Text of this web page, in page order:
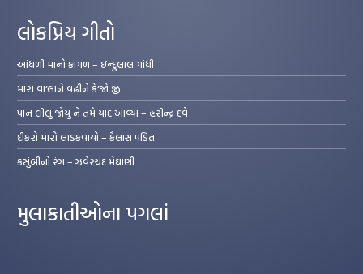
લોકપ્રિય ગીતો
આંધળી માનો કાગળ – ઇન્દુલાલ ગાંધી
મારા વા’લાને વઢીને કે’જો જી…
પાન લીલું જોયું ને તમે યાદ આવ્યાં – હરીન્દ્ર દવે
દીકરો મારો લાડકવાયો – કૈલાસ પંડિત
કસુંબીનો રંગ – ઝવેરચંદ મેઘાણી
મુલાકાતીઓના પગલાં